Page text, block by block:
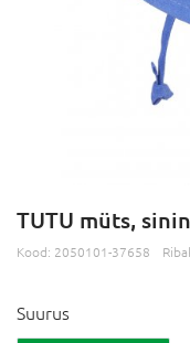
TUTU müts,
Kood: 2050101-37658
Suurus